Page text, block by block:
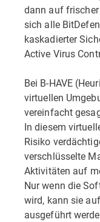
dann auf
sich alle
kaskadierter
Active Virus
Bei B-HAVE
virtuellen
vereinfacht
In diesem
Risiko
verschlüsselte
Aktivitäten auf
Nur wenn die
wird, kann sie
ausgeführt